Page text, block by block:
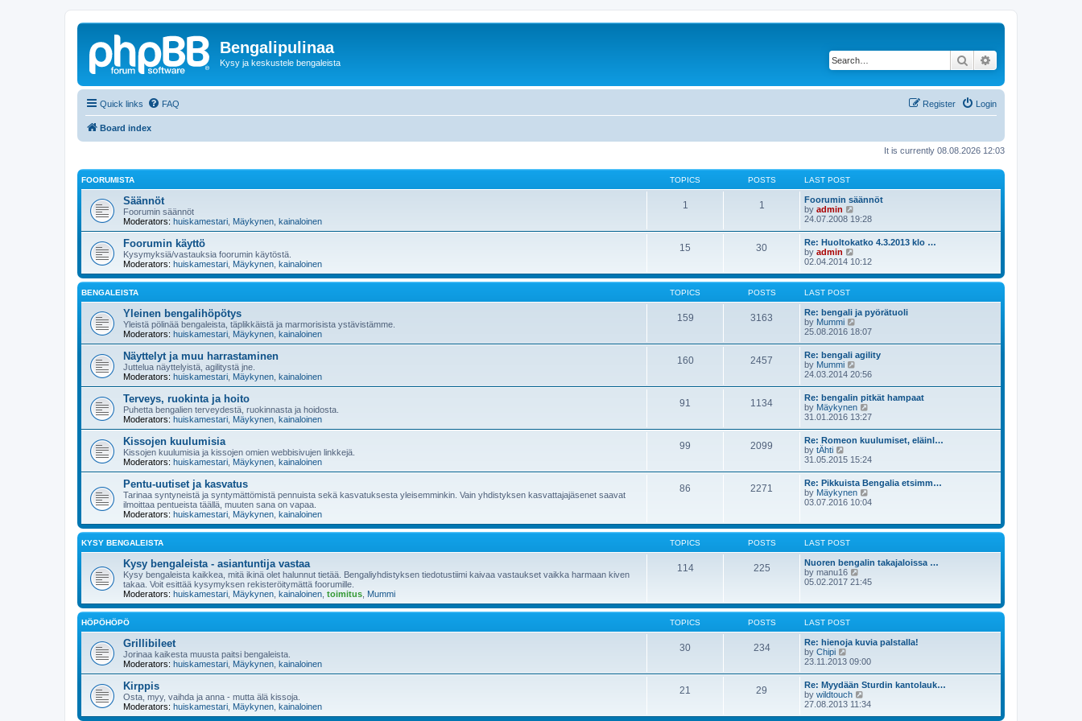
Bengalipulinaa
Kysy ja keskustele bengaleista Search
Quick links FAQ Login
Register
Board index
It is currently 08.08.2026 12:03
FOORUMISTA TOPICS POSTS LAST POST
Säännöt
Foorumin säännöt
Moderators: huiskamestari Mäykynen kainaloinen
1 1
Foorumin säännöt
by admin
i
t
h
e
l
a
e
s
t
p
o
s
t
24.07.2008 19:28
Foorumin käyttö
Kysymyksiä/vastauksia foorumin käytöstä.
Moderators: huiskamestari Mäykynen kainaloinen
15 30
Re: Huoltokatko 4.3.2013 klo …
by admin
i
w
e
l
a
t
e
s
t
p
o
s
t
02.04.2014 10:12
BENGALEISTA TOPICS POSTS LAST POST
Yleinen bengalihöpötys
Yleistä pölinää bengaleista, täplikkäistä ja marmorisista ystävistämme.
Moderators: huiskamestari Mäykynen kainaloinen
159 3163
Re: bengali ja pyörätuoli
by Mummi
i
t
h
e
l
a
t
e
s
t
p
o
s
t
25.08.2016 18:07
Näyttelyt ja muu harrastaminen
Juttelua näyttelyistä, agilitystä jne.
Moderators: huiskamestari Mäykynen kainaloinen
160 2457
Re: bengali agility
by Mummi
i
t
h
e
l
a
e
s
t
p
o
s
24.03.2014 20:56
Terveys, ruokinta ja hoito
Puhetta bengalien terveydestä, ruokinnasta ja hoidosta.
Moderators: huiskamestari Mäykynen kainaloinen
91 1134
Re: bengalin pitkät hampaat
by Mäykynen
i
t
h
e
l
a
e
t
p
s
t
31.01.2016 13:27
Kissojen kuulumisia
Kissojen kuulumisia ja kissojen omien webbisivujen linkkejä.
Moderators: huiskamestari Mäykynen kainaloinen
99 2099
Re: Romeon kuulumiset, eläinl…
by tÄhti
i
w
t
h
e
a
t
e
s
t
p
o
t
31.05.2015 15:24
Pentu-uutiset ja kasvatus
Tarinaa syntyneistä ja syntymättömistä pennuista sekä kasvatuksesta yleisemminkin. Vain yhdistyksen kasvattajajäsenet saavat
ilmoittaa pentueista täällä, muuten sana on vapaa.
Moderators: huiskamestari Mäykynen kainaloinen
86 2271
Re: Pikkuista Bengalia etsimm…
by Mäykynen
i
t
l
a
t
e
t
t
03.07.2016 10:04
KYSY BENGALEISTA TOPICS POSTS LAST POST
Kysy bengaleista - asiantuntija vastaa
Kysy bengaleista kaikkea, mitä ikinä olet halunnut tietää. Bengaliyhdistyksen tiedotustiimi kaivaa vastaukset vaikka harmaan kiven
takaa. Voit esittää kysymyksen rekisteröitymättä foorumille.
Moderators: huiskamestari Mäykynen kainaloinen toimitus Mummi
114 225
Nuoren bengalin takajaloissa …
by manu16
i
t
l
a
t
e
s
t
p
o
s
05.02.2017 21:45
HÖPÖHÖPÖ TOPICS POSTS LAST POST
Grillibileet
Jorinaa kaikesta muusta paitsi bengaleista.
Moderators: huiskamestari Mäykynen kainaloinen
30 234
Re: hienoja kuvia palstalla!
by Chipi
w
t
h
e
l
23.11.2013 09:00
Kirppis
Osta, myy, vaihda ja anna - mutta älä kissoja.
Moderators: huiskamestari Mäykynen kainaloinen
21 29
Re: Myydään Sturdin kantolauk…
by wildtouch
i
27.08.2013 11:34